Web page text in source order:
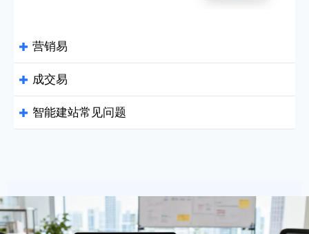
 营销易
 成交易
致力于帮助全球企业拥有会营销能赚钱的网站！
Google WebP图片处理技术 加快加载速度
专业SEO布局，带来更多免费流量
 智能建站常见问题
Q： 易营宝适合做外贸独立站吗？